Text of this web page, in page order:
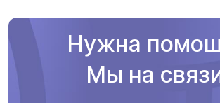
Нужна
Мы на